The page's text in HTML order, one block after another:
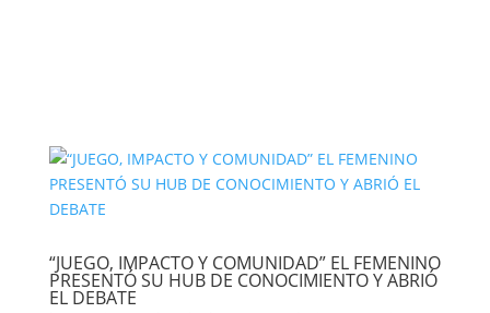
“JUEGO, IMPACTO Y COMUNIDAD” EL FEMENINO
PRESENTÓ SU HUB DE CONOCIMIENTO Y ABRIÓ
EL DEBATE